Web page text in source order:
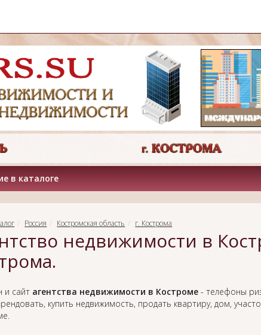
в каталоге
Россия Костромская область г. Кострома
недвижимости в
и сайт агентства недвижимости в Костроме- телефоны
купить недвижимость, продать квартиру, дом,